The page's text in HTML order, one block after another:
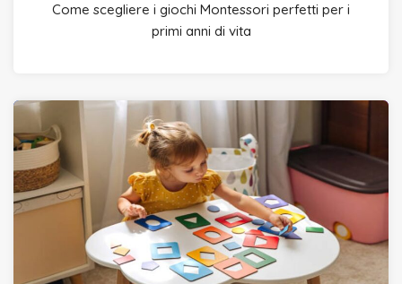
Come scegliere i giochi Montessori perfetti per i
primi anni di vita